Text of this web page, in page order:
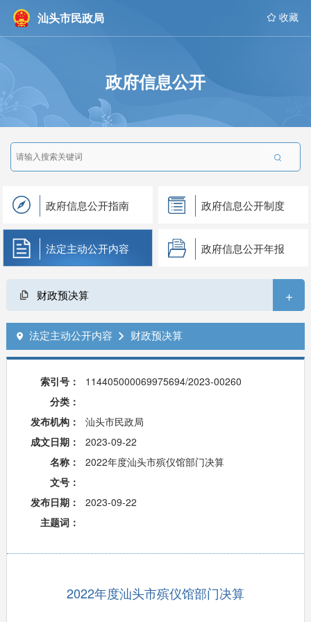
汕头市民政局  收藏
政府信息公开

政府信息公开指南 政府信息公开制度
法定主动公开内容 政府信息公开年报
财政预决算 +
 法定主动公开内容  财政预决算
索引号：
114405000069975694/2023-00260
分类：
发布机构：
汕头市民政局
成文日期：
2023-09-22
名称：
2022年度汕头市殡仪馆部门决算
文号：
发布日期：
2023-09-22
主题词：
2022年度汕头市殡仪馆部门决算